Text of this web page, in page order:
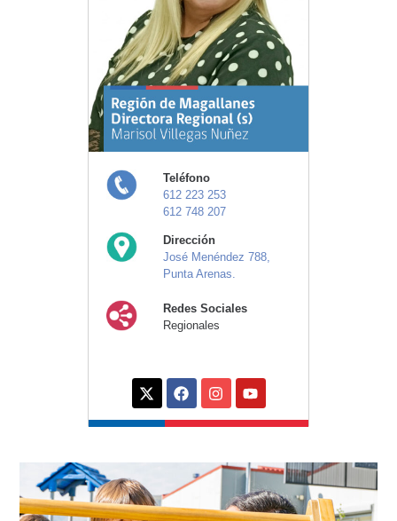
Teléfono
612 223 253
612 748 207
Dirección
José Menéndez 788,
Punta Arenas.
Redes Sociales
Regionales